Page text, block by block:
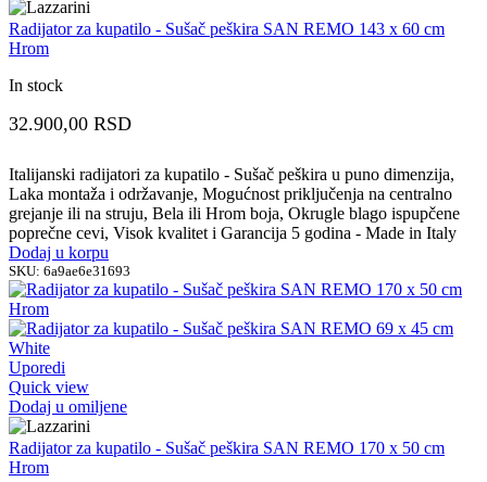
Radijator za kupatilo - Sušač peškira SAN REMO 143 x 60 cm
Hrom
In stock
32.900,00 RSD
Italijanski radijatori za kupatilo - Sušač peškira u puno dimenzija,
Laka montaža i održavanje, Mogućnost priključenja na centralno
grejanje ili na struju, Bela ili Hrom boja, Okrugle blago ispupčene
poprečne cevi, Visok kvalitet i Garancija 5 godina - Made in Italy
Dodaj u korpu
SKU: 6a9ae6e31693
Uporedi
Quick view
Dodaj u omiljene
Radijator za kupatilo - Sušač peškira SAN REMO 170 x 50 cm
Hrom